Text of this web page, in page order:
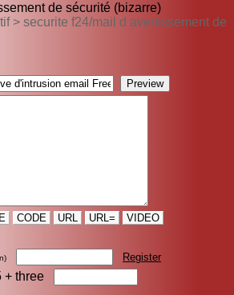
de sécurité (bizarre)
> securite f24/mail d avertissement de
CODE URL URL= VIDEO
Register
+ three